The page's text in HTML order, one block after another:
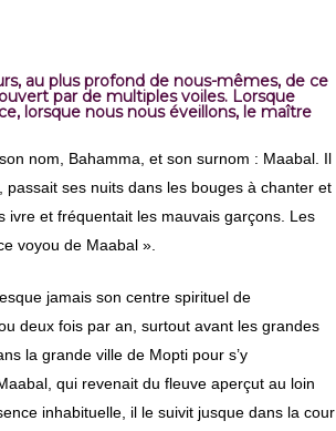
au plus profond de nous-mêmes, de ce
par de multiples voiles. Lorsque
lorsque nous nous éveillons, le maître
nom, Bahamma, et son surnom : Maabal. Il
passait ses nuits dans les bouges à chanter et
ivre et fréquentait les mauvais garçons. Les
voyou de Maabal ».
jamais son centre spirituel de
deux fois par an, surtout avant les grandes
la grande ville de Mopti pour s’y
qui revenait du fleuve aperçut au loin
inhabituelle, il le suivit jusque dans la cour